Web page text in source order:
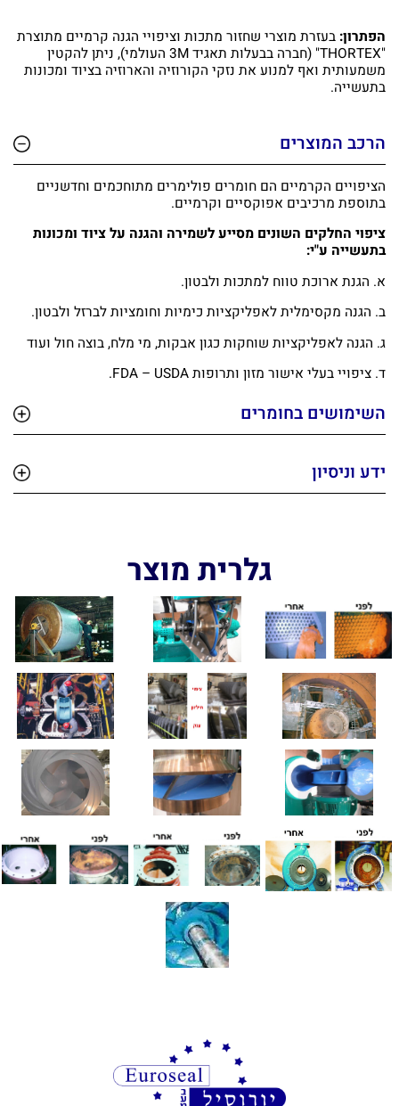
מעוניינים בציוד איכותי למפעלים?
אצלנו עם מגוון חברות בינלאומיות בתחום חומרי
האטימה, ציפויים ואיכות הסביבה
הפתרון: בעזרת מוצרי שחזור מתכות וציפויי הגנה קרמיים מתוצרת
"THORTEX" (חברה בבעלות תאגיד 3M העולמי), ניתן להקטין
משמעותית ואף למנוע את נזקי הקורוזיה והארוזיה בציוד ומכונות
בתעשייה.
הרכב המוצרים
הציפויים הקרמיים הם חומרים פולימרים מתוחכמים וחדשניים
בתוספת מרכיבים אפוקסיים וקרמיים.
ציפוי החלקים השונים מסייע לשמירה והגנה על ציוד ומכונות
בתעשייה ע"י:
א. הגנת ארוכת טווח למתכות ולבטון.
ב. הגנה מקסימלית לאפליקציות כימיות וחומציות לברזל ולבטון.
ג. הגנה לאפליקציות שוחקות כגון אבקות, מי מלח, בוצה חול ועוד
ד. ציפויי בעלי אישור מזון ותרופות FDA – USDA.
השימושים בחומרים
ידע וניסיון
גלרית מוצר